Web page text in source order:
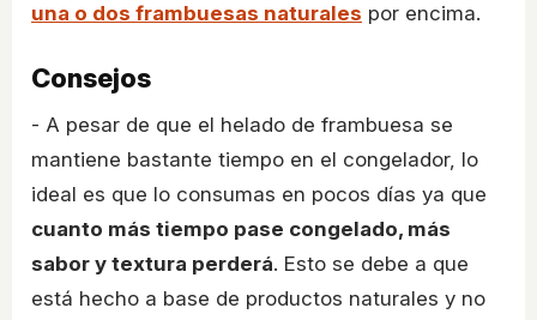
una o dos frambuesas naturales por encima.
Consejos
- A pesar de que el helado de frambuesa se
mantiene bastante tiempo en el congelador, lo
ideal es que lo consumas en pocos días ya que
cuanto más tiempo pase congelado, más
sabor y textura perderá. Esto se debe a que
está hecho a base de productos naturales y no